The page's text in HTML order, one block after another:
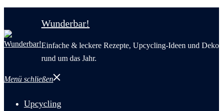
Wunderbar!
Einfache & leckere Rezepte, Upcycling-Ideen und Deko
rund um das Jahr.
Menü schließen
Upcycling